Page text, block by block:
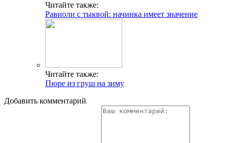
Читайте также:
Равиоли с тыквой: начинка имеет значение
Читайте также:
Пюре из груш на зиму
Добавить комментарий